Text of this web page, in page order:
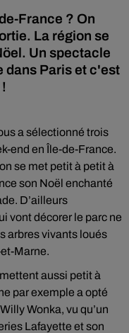
France ? On
La région se
Un spectacle
dans Paris et c'est
a sélectionné trois
end en Île-de-France.
se met petit à petit à
son Noël enchanté
D’ailleurs
vont décorer le parc ne
arbres vivants loués
Marne.
aussi petit à
par exemple a opté
Wonka, vu qu’un
Lafayette et son